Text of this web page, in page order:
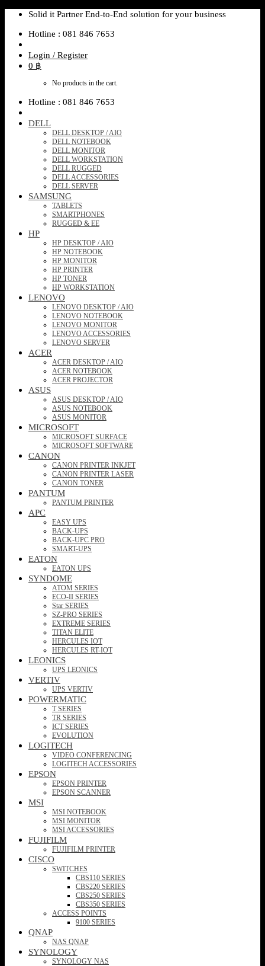
Skip
content
Solid it Partner End-to-End solution for your business
Hotline : 081 846 7653
Login / Register
0 ฿
No products in the cart.
Hotline : 081 846 7653
DELL
DELL DESKTOP / AIO
DELL NOTEBOOK
DELL MONITOR
DELL WORKSTATION
DELL RUGGED
DELL ACCESSORIES
DELL SERVER
SAMSUNG
TABLETS
SMARTPHONES
RUGGED & EE
HP
HP DESKTOP / AIO
HP NOTEBOOK
HP MONITOR
HP PRINTER
HP TONER
HP WORKSTATION
LENOVO
LENOVO DESKTOP / AIO
LENOVO NOTEBOOK
LENOVO MONITOR
LENOVO ACCESSORIES
LENOVO SERVER
ACER
ACER DESKTOP / AIO
ACER NOTEBOOK
ACER PROJECTOR
ASUS
ASUS DESKTOP / AIO
ASUS NOTEBOOK
ASUS MONITOR
MICROSOFT
MICROSOFT SURFACE
MICROSOFT SOFTWARE
CANON
CANON PRINTER INKJET
CANON PRINTER LASER
CANON TONER
PANTUM
PANTUM PRINTER
APC
EASY UPS
BACK-UPS
BACK-UPC PRO
SMART-UPS
EATON
EATON UPS
SYNDOME
ATOM SERIES
ECO-II SERIES
Star SERIES
SZ-PRO SERIES
EXTREME SERIES
TITAN ELITE
HERCULES IOT
HERCULES RT-IOT
LEONICS
UPS LEONICS
VERTIV
UPS VERTIV
POWERMATIC
T SERIES
TR SERIES
ICT SERIES
EVOLUTION
LOGITECH
VIDEO CONFERENCING
LOGITECH ACCESSORIES
EPSON
EPSON PRINTER
EPSON SCANNER
MSI
MSI NOTEBOOK
MSI MONITOR
MSI ACCESSORIES
FUJIFILM
FUJIFILM PRINTER
CISCO
SWITCHES
CBS110 SERIES
CBS220 SERIES
CBS250 SERIES
CBS350 SERIES
ACCESS POINTS
9100 SERIES
QNAP
NAS QNAP
SYNOLOGY
SYNOLOGY NAS